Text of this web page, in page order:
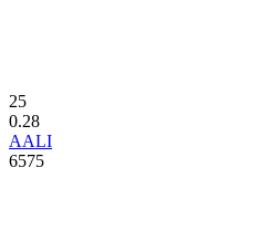
25
0.28
AALI
6575